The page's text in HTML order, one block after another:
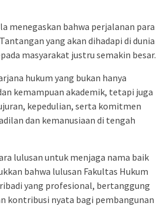
menegaskan bahwa perjalanan para
yang akan dihadapi di dunia
masyarakat justru semakin besar.
hukum yang bukan hanya
kemampuan akademik, tetapi juga
kepedulian, serta komitmen
dan kemanusiaan di tengah
lulusan untuk menjaga nama baik
bahwa lulusan Fakultas Hukum
yang profesional, bertanggung
kontribusi nyata bagi pembangunan